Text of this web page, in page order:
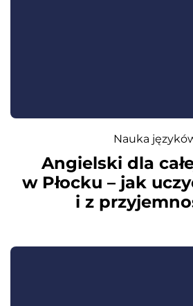
Nauka
Angielski dla
w Płocku – jak
i z